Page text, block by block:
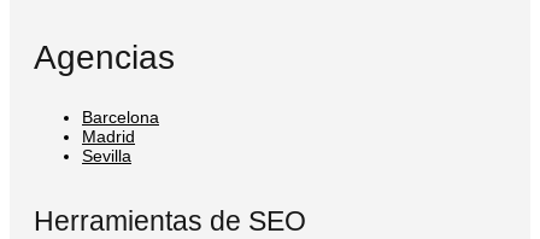
Agencias
Barcelona
Madrid
Sevilla
Herramientas de SEO